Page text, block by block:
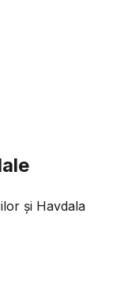
și Havdala